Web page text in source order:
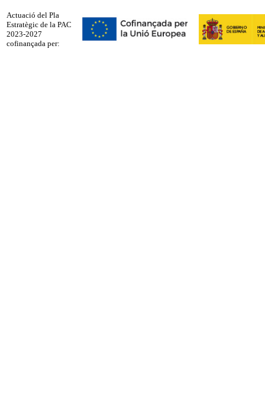
Actuació del Pla
Estratègic de la PAC
2023-2027
cofinançada per: